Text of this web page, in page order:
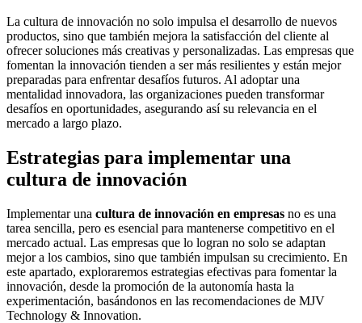
La cultura de innovación no solo impulsa el desarrollo de nuevos
productos, sino que también mejora la satisfacción del cliente al
ofrecer soluciones más creativas y personalizadas. Las empresas que
fomentan la innovación tienden a ser más resilientes y están mejor
preparadas para enfrentar desafíos futuros. Al adoptar una
mentalidad innovadora, las organizaciones pueden transformar
desafíos en oportunidades, asegurando así su relevancia en el
mercado a largo plazo.
Estrategias para implementar una
cultura de innovación
Implementar una cultura de innovación en empresas no es una
tarea sencilla, pero es esencial para mantenerse competitivo en el
mercado actual. Las empresas que lo logran no solo se adaptan
mejor a los cambios, sino que también impulsan su crecimiento. En
este apartado, exploraremos estrategias efectivas para fomentar la
innovación, desde la promoción de la autonomía hasta la
experimentación, basándonos en las recomendaciones de MJV
Technology & Innovation.